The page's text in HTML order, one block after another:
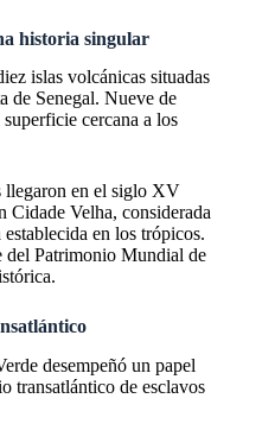
historia singular
islas volcánicas situadas
de Senegal. Nueve de
cercana a los
llegaron en el siglo XV
Cidade Velha, considerada
en los trópicos.
del Patrimonio Mundial de
desempeñó un papel
transatlántico de esclavos